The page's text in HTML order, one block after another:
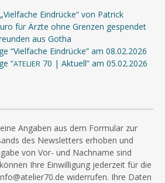
Eindrücke“ von Patrick
für Ärzte ohne Grenzen gespendet
aus Gotha
“Vielfache Eindrücke” am 08.02.2026
“ATELIER 70 | Aktuell” am 05.02.2026
Angaben aus dem Formular zur
des Newsletters erhoben und
von Vor- und Nachname sind
Ihre Einwilligung jederzeit für die
widerrufen. Ihre Daten